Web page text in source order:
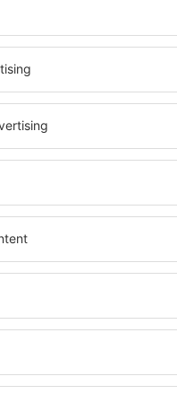
in Les Bons Villers
Les Bons
Umfassender
wichtigsten
muss. Die besten
Hotelgästen einen
Annehmlichkeiten.
Standard bieten
wichtigsten
können die
Apartment
Hotel mit hohem
Attraktionen für
Villers sind eine
Personen, die
Mitarbeiter